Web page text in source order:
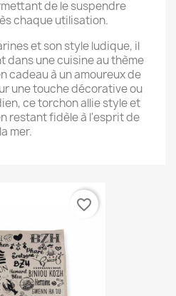
de le suspendre
chaque utilisation.
et son style ludique, il
une cuisine au thème
cadeau à un amoureux de
une touche décorative ou
ce torchon allie style et
restant fidèle à l'esprit de
la mer.
favorite_border